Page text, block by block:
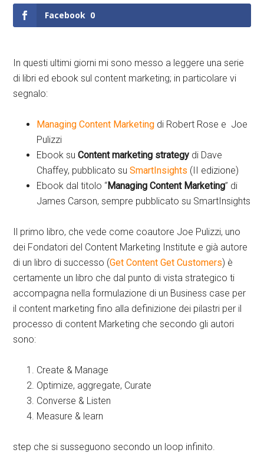
Facebook 0
In questi ultimi giorni mi sono messo a leggere una serie
di libri ed ebook sul content marketing; in particolare vi
segnalo:
Managing Content Marketing di Robert Rose e Joe
Pulizzi
Ebook suContent marketing strategy di Dave
Chaffey, pubblicato suSmartInsights (II edizione)
Ebook dal titolo “Managing Content Marketing” di
James Carson, sempre pubblicato su SmartInsights
Il primo libro, che vede come coautore Joe Pulizzi, uno
dei Fondatori del Content Marketing Institute e già autore
di un libro di successo (Get Content Get Customers) è
certamente un libro che dal punto di vista strategico ti
accompagna nella formulazione di un Business case per
il content marketing fino alla definizione dei pilastri per il
processo di content Marketing che secondo gli autori
sono:
Create & Manage
Optimize, aggregate, Curate
Converse & Listen
Measure & learn
step che si susseguono secondo un loop infinito.